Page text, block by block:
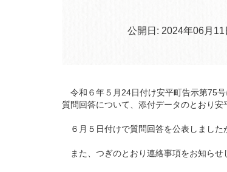
公開日: 2024年06月11
令和６年５月24日付け安平町告示第75
質問回答について、添付データのとおり安
６月５日付けで質問回答を公表しました
また、つぎのとおり連絡事項をお知らせ